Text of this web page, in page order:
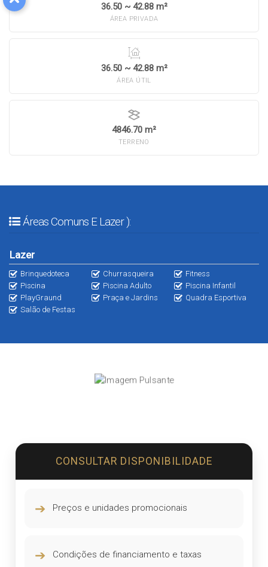
36.50 ~ 42.88 m²
ÁREA PRIVADA
36.50 ~ 42.88 m²
ÁREA ÚTIL
4846.70 m²
TERRENO
Áreas Comuns E Lazer ):
Lazer
Brinquedoteca Churrasqueira
Fitness
Piscina
Piscina Adulto
Piscina Infantil
PlayGraund
Praça e Jardins
Quadra Esportiva
Salão de Festas
CONSULTAR DISPONIBILIDADE
➔ Preços e unidades promocionais
➔ Condições de financiamento e taxas